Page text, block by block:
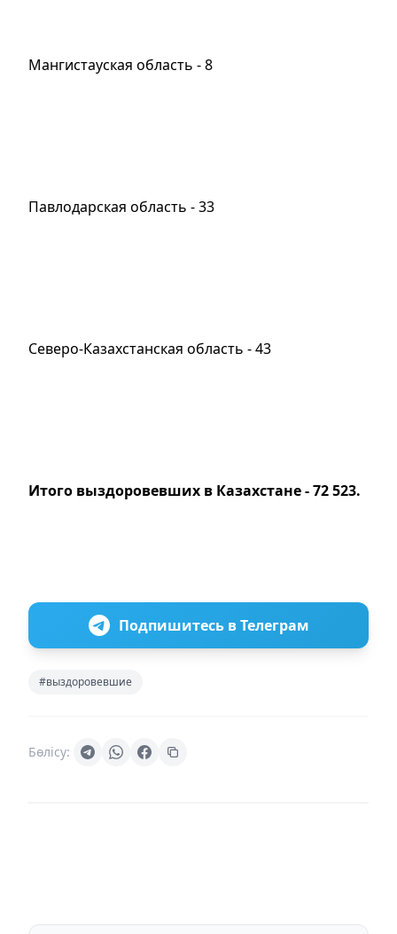
Мангистауская область - 8
Павлодарская область - 33
Северо-Казахстанская область - 43
Итого выздоровевших в Казахстане - 72 523.
Подпишитесь в Телеграм
#выздоровевшие
Бөлісу: